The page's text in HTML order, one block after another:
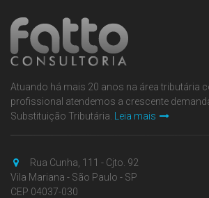
Atuando há mais 20 anos na área tributária
profissional atendemos a crescente
Substituição Tributária.
Leia mais
Rua Cunha, 111 - Cjto. 92
Vila Mariana - São Paulo - SP
CEP 04037-030